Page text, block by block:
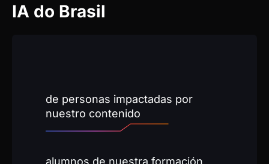
IA do Brasil
de personas impactadas por
nuestro contenido
alumnos de nuestra formación